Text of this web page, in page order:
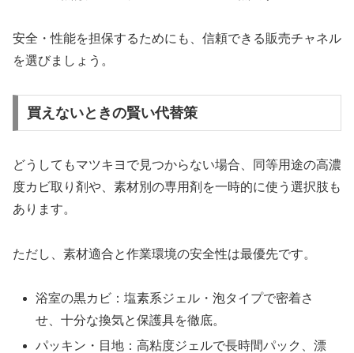
安全・性能を担保するためにも、信頼できる販売チャネル
を選びましょう。
買えないときの賢い代替策
どうしてもマツキヨで見つからない場合、同等用途の高濃
度カビ取り剤や、素材別の専用剤を一時的に使う選択肢も
あります。
ただし、素材適合と作業環境の安全性は最優先です。
浴室の黒カビ：塩素系ジェル・泡タイプで密着さ
せ、十分な換気と保護具を徹底。
パッキン・目地：高粘度ジェルで長時間パック、漂